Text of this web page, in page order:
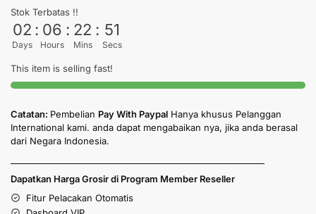
Stok Terbatas !!
02
Days
: 06
Hours
: 22
Mins
: 50
Secs
This item is selling fast!
Catatan: Pembelian Pay With Paypal Hanya khusus Pelanggan
International kami. anda dapat mengabaikan nya, jika anda berasal
dari Negara Indonesia.
Dapatkan Harga Grosir di Program Member Reseller
Fitur Pelacakan Otomatis